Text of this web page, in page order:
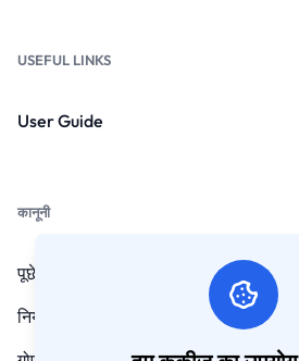
USEFUL LINKS
User Guide
कानूनी
पूछे जाने वाले प्रश्न
नियम और शर्तें